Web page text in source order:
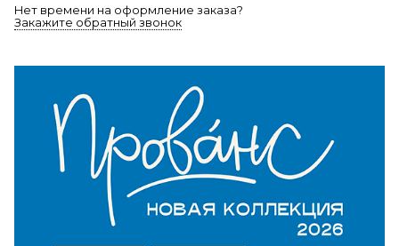
Нет времени на оформление заказа?
Закажите обратный звонок